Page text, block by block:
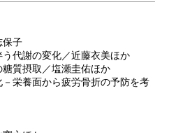
保子
代謝の変化／近藤衣美ほか
質摂取／塩瀬圭佑ほか
栄養面から疲労骨折の予防を考